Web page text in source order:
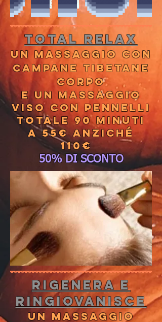
TOTAL RELAX
Un massaggio con
campane tibetane
corpo
e un massaggio
viso con pennelli
totale 90 minuti
a 55€ anziché
110€
50% DI SCONTO
RIGENERA E
RINGIOVANISCE
Un massaggio